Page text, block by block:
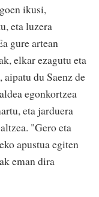
ikusi,
eta luzera
gure artean
elkar ezagutu eta
aipatu du Saenz de
egonkortzea
eta jarduera
"Gero eta
apustua egiten
eman dira